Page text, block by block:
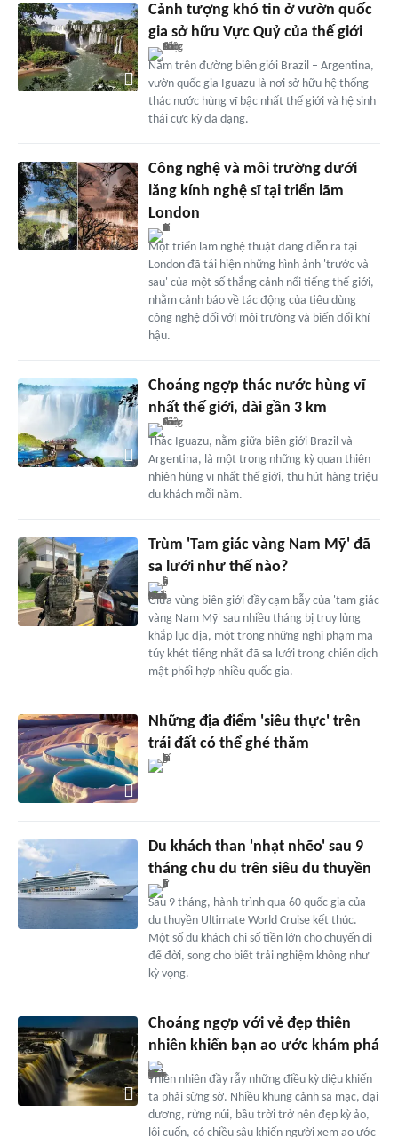
Cảnh tượng khó tin ở vườn quốc
gia sở hữu Vực Quỷ của thế giới
Nằm trên đường biên giới Brazil – Argentina,
vườn quốc gia Iguazu là nơi sở hữu hệ thống
thác nước hùng vĩ bậc nhất thế giới và hệ sinh
thái cực kỳ đa dạng.
Công nghệ và môi trường dưới
lăng kính nghệ sĩ tại triển lãm
London
Một triển lãm nghệ thuật đang diễn ra tại
London đã tái hiện những hình ảnh 'trước và
sau' của một số thắng cảnh nổi tiếng thế giới,
nhằm cảnh báo về tác động của tiêu dùng
công nghệ đối với môi trường và biến đổi khí
hậu.
Choáng ngợp thác nước hùng vĩ
nhất thế giới, dài gần 3 km
Thác Iguazu, nằm giữa biên giới Brazil và
Argentina, là một trong những kỳ quan thiên
nhiên hùng vĩ nhất thế giới, thu hút hàng triệu
du khách mỗi năm.
Trùm 'Tam giác vàng Nam Mỹ' đã
sa lưới như thế nào?
Giữa vùng biên giới đầy cạm bẫy của 'tam giác
vàng Nam Mỹ' sau nhiều tháng bị truy lùng
khắp lục địa, một trong những nghi phạm ma
túy khét tiếng nhất đã sa lưới trong chiến dịch
mật phối hợp nhiều quốc gia.
Những địa điểm 'siêu thực' trên
trái đất có thể ghé thăm
Du khách than 'nhạt nhẽo' sau 9
tháng chu du trên siêu du thuyền
Sau 9 tháng, hành trình qua 60 quốc gia của
du thuyền Ultimate World Cruise kết thúc.
Một số du khách chi số tiền lớn cho chuyến đi
để đời, song cho biết trải nghiệm không như
kỳ vọng.
Choáng ngợp với vẻ đẹp thiên
nhiên khiến bạn ao ước khám phá
Thiên nhiên đầy rẫy những điều kỳ diệu khiến
ta phải sững sờ. Nhiều khung cảnh sa mạc, đại
dương, rừng núi, bầu trời trở nên đẹp kỳ ảo,
lôi cuốn, có chiều sâu khiến người xem ao ước